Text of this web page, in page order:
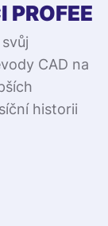
PROFEE
CAD na
historii